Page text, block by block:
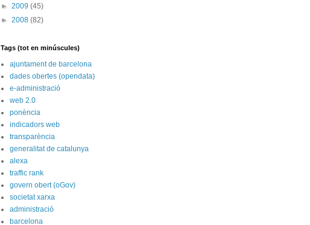
► 2009 (45)
► 2008 (82)
Tags (tot en minúscules)
ajuntament de barcelona
dades obertes (opendata)
e-administració
web 2.0
ponència
indicadors web
transparència
generalitat de catalunya
alexa
traffic rank
govern obert (oGov)
societat xarxa
administració
barcelona